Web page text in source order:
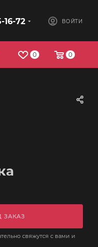
16-72 ВОЙТИ
0 0
ЗАКАЗ
свяжутся с вами и